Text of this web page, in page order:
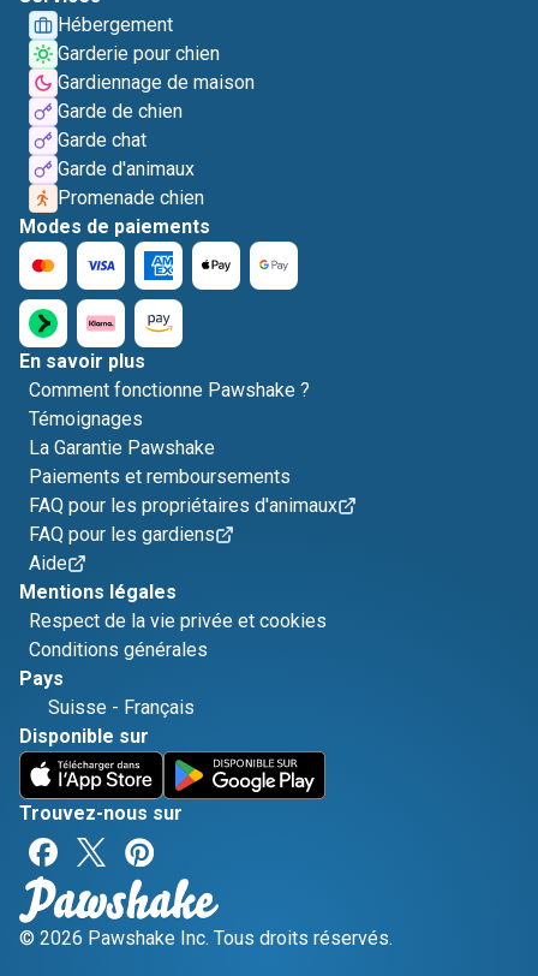
Hébergement
Garderie pour chien
Gardiennage de maison
Garde de chien
Garde chat
Garde d'animaux
Promenade chien
Modes de paiements
En savoir plus
Comment fonctionne Pawshake ?
Témoignages
La Garantie Pawshake
Paiements et remboursements
FAQ pour les propriétaires d'animaux
FAQ pour les gardiens
Aide
Mentions légales
Respect de la vie privée et cookies
Conditions générales
Pays
Suisse - Français
Disponible sur
Trouvez-nous sur
© 2026 Pawshake Inc. Tous droits réservés.